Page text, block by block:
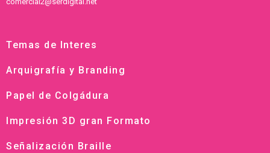
Temas de Interes
Arquigrafía y Branding
Papel de Colgádura
Impresión 3D gran Formato
Señalización Braille